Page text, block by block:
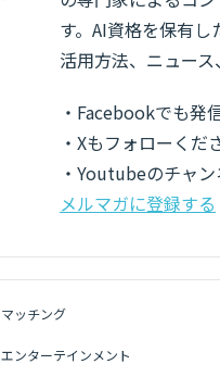
す。AI資格を保有
活用方法、ニュース
・Facebookでも発
・Xもフォローくだ
・Youtubeのチャ
メルマガに登録する
マッチング
エンターテインメント